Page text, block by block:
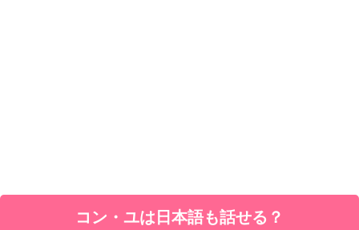
コン・ユは日本語も話せる？